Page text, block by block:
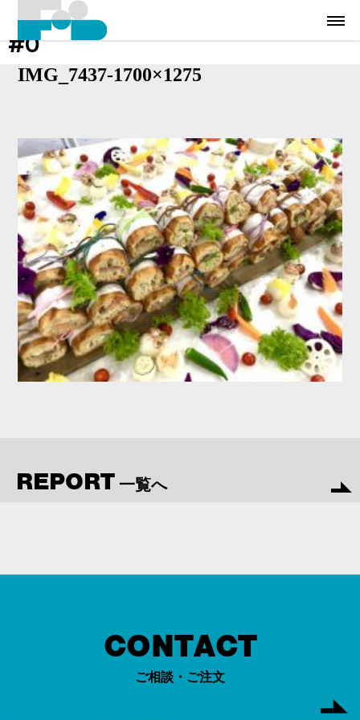
#0
IMG_7437-1700×1275
REPORT 一覧へ
CONTACT
ご相談・ご注文